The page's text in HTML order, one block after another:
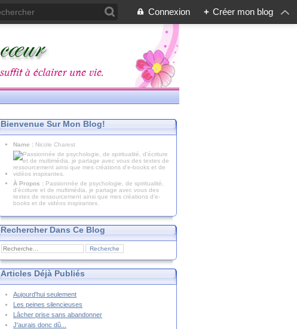
Connexion + Créer mon blog
Bienvenue Sur Mon Blog!
Name : Nicole Charest
À Propos : Passionnée de psychologie, de spiritualité,
d'écriture et de multimédia, je partage avec vous des
textes de ressourcement ainsi que mes créations d'e-
books et de vidéos inspirantes.
Rechercher Dans Ce Blog
Articles Déjà Publiés
Aujourd'hui seulement
Les peines silencieuses
Lâcher prise sans abandonner
J'aurais donc dû...